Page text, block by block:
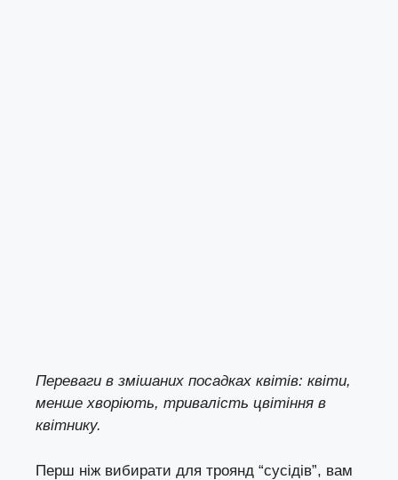
Переваги в змішаних посадках квітів: квіти,
менше хворіють, тривалість цвітіння в
квітнику.
Перш ніж вибирати для троянд “сусідів”, вам